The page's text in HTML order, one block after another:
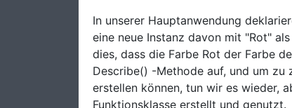
In unserer Hauptanwendung
eine neue Instanz davon mit "Rot"
dies, dass die Farbe Rot der Farbe
Describe() -Methode auf, und um zu
erstellen können, tun wir es wieder,
Funktionsklasse erstellt und genutzt.